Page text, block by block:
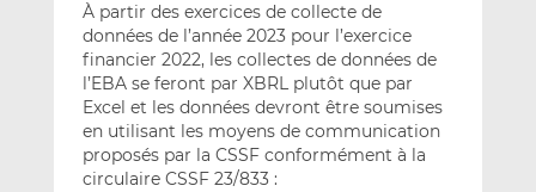
À partir des exercices de collecte de
données de l’année 2023 pour l’exercice
financier 2022, les collectes de données de
l’EBA se feront par XBRL plutôt que par
Excel et les données devront être soumises
en utilisant les moyens de communication
proposés par la CSSF conformément à la
circulaire CSSF 23/833 :